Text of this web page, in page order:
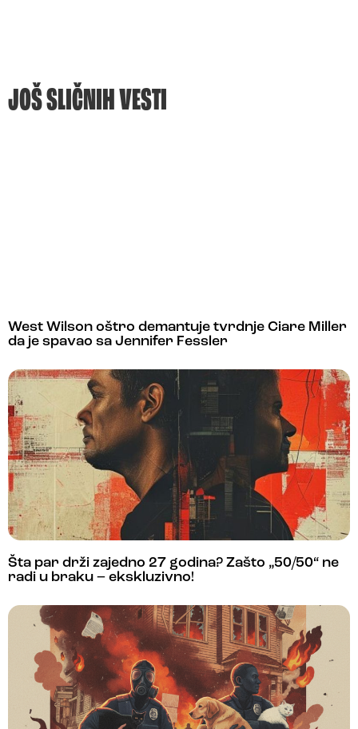
JOŠ SLIČNIH VESTI
West Wilson oštro demantuje tvrdnje Ciare Miller
da je spavao sa Jennifer Fessler
Šta par drži zajedno 27 godina? Zašto „50/50“ ne
radi u braku – ekskluzivno!